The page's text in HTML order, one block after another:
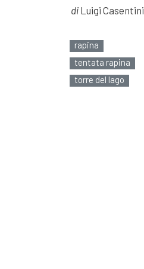
diLuigi Casentini
rapina
tentata rapina
torre del lago